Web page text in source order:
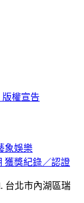
版權宣告
象娛樂
獲獎紀錄／認證
台北市內湖區瑞